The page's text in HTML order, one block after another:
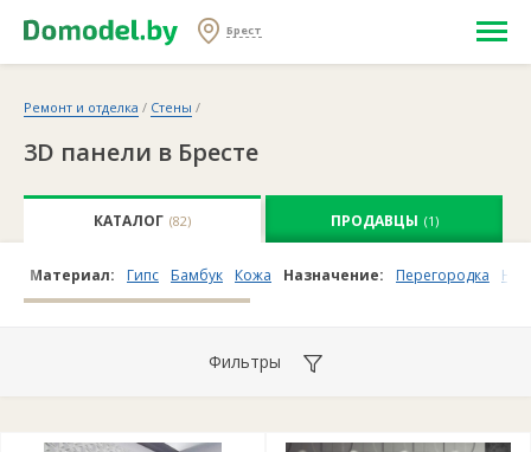
Брест
Ремонт и отделка / Стены /
3D панели в Бресте
КАТАЛОГ (82) ПРОДАВЦЫ (1)
Материал: Гипс Бамбук Кожа Назначение: Перегородка
Фильтры